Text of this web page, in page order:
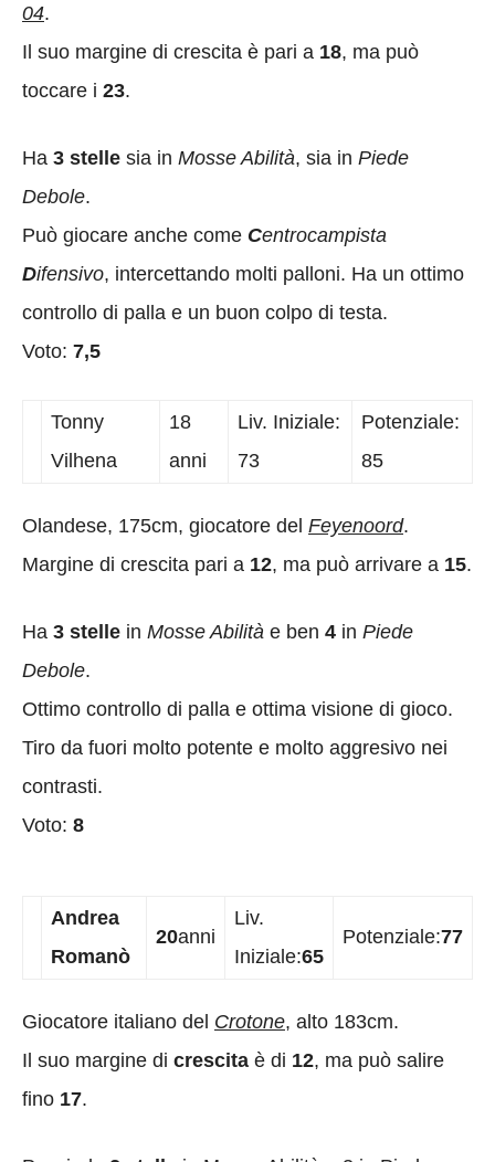
04.
Il suo margine di crescita è pari a 18, ma può
toccare i 23.
Ha 3 stelle sia in Mosse Abilità, sia in Piede
Debole.
Può giocare anche come Centrocampista
Difensivo, intercettando molti palloni. Ha un ottimo
controllo di palla e un buon colpo di testa.
Voto: 7,5
Tonny
Vilhena
18
anni
Liv. Iniziale:
73
Potenziale:
85
Olandese, 175cm, giocatore del Feyenoord.
Margine di crescita pari a 12, ma può arrivare a 15.
Ha 3 stelle in Mosse Abilità e ben 4 in Piede
Debole.
Ottimo controllo di palla e ottima visione di gioco.
Tiro da fuori molto potente e molto aggresivo nei
contrasti.
Voto: 8
Andrea
Romanò
20anni
Liv.
Iniziale:65
Potenziale:77
Giocatore italiano del Crotone, alto 183cm.
Il suo margine di crescita è di 12, ma può salire
fino 17.